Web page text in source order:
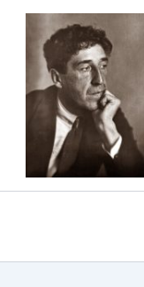
Перейти
содержимому